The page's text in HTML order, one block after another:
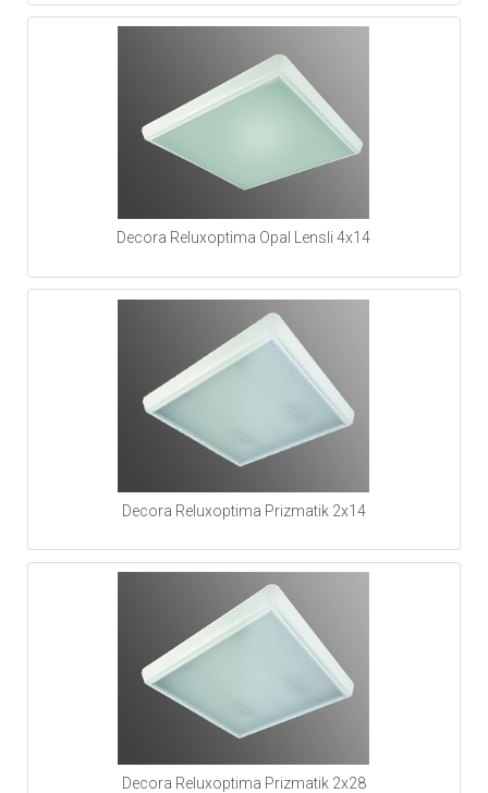
Decora Reluxoptima Opal Lensli 4x14
Decora Reluxoptima Prizmatik 2x14
Decora Reluxoptima Prizmatik 2x28